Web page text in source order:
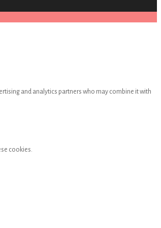
and analytics partners who may combine it with
cookies.